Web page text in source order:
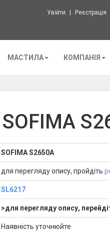
Увійти Реєстрація
МАСТИЛА КОМПАНІЯ
SOFIMA
SOFIMA S2650A
для перегляду опису, пройдіть
SL6217
>для перегляду опису,
Наявність уточнюйте